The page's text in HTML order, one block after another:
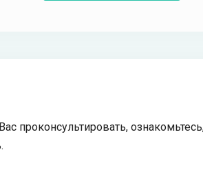
проконсультировать,